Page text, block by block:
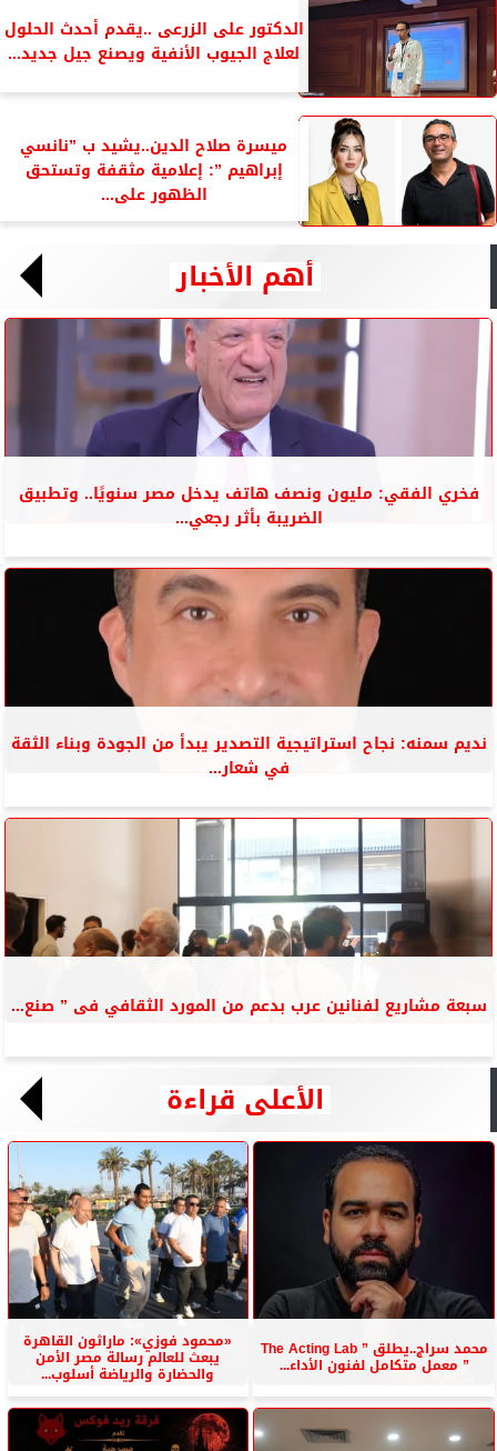
الدكتور على الزرعى ..يقدم أحدث الحلول
لعلاج الجيوب الأنفية ويصنع جيل جديد...
ميسرة صلاح الدين..يشيد ب ”نانسي
إبراهيم ”: إعلامية مثقفة وتستحق
الظهور على...
أهم الأخبار
فخري الفقي: مليون ونصف هاتف يدخل مصر سنويًا.. وتطبيق
الضريبة بأثر رجعي...
نديم سمنه: نجاح استراتيجية التصدير يبدأ من الجودة وبناء الثقة
في شعار...
سبعة مشاريع لفنانين عرب بدعم من المورد الثقافي فى ” صنع...
الأعلى قراءة
محمد سراج..يطلق ” The Acting Lab
” معمل متكامل لفنون الأداء...
«محمود فوزي»: ماراثون القاهرة
يبعث للعالم رسالة مصر الأمن
والحضارة والرياضة أسلوب...